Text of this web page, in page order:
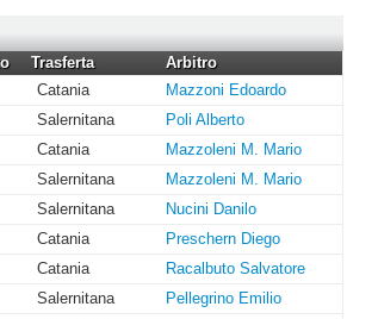
Trasferta
Arbitro
Catania
Mazzoni Edoardo
Salernitana
Poli Alberto
Catania
Mazzoleni M. Mario
Salernitana
Mazzoleni M. Mario
Salernitana
Nucini Danilo
Catania
Preschern Diego
Catania
Racalbuto Salvatore
Salernitana
Pellegrino Emilio